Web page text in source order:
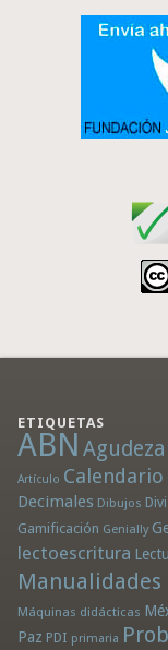
ETIQUETAS
ABN Agudeza
Artículo Calendario
Decimales Dibujos
Gamificación Genially
lectoescritura
Manualidades
Máquinas didácticas
Paz PDI primaria